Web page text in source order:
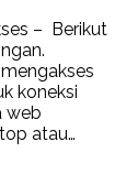
– Berikut
koneksi
web
atau…